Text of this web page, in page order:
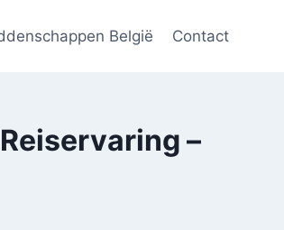
België Contact
–